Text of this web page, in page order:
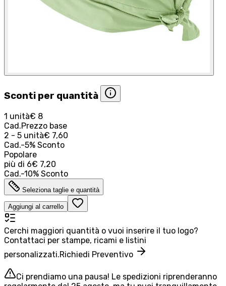
Sconti per quantità
1 unità€ 8
Cad.Prezzo base
2 - 5 unità€ 7,60
Cad.-5% Sconto
Popolare
più di 6€ 7,20
Cad.-10% Sconto
Seleziona taglie e quantità
Aggiungi al carrello
Cerchi maggiori quantità o vuoi inserire il tuo logo?
Contattaci per stampe, ricami e listini
personalizzati.Richiedi Preventivo
Ci prendiamo una pausa! Le spedizioni riprenderanno